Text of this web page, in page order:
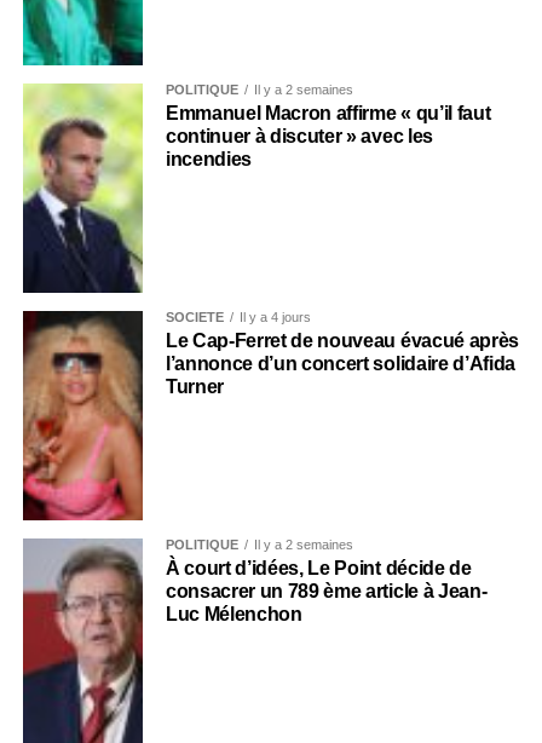
POLITIQUE Il y a 2 semaines
Emmanuel Macron affirme « qu’il faut
continuer à discuter » avec les
incendies
SOCIÉTÉ Il y a 4 jours
Le Cap-Ferret de nouveau évacué après
l’annonce d’un concert solidaire d’Afida
Turner
POLITIQUE Il y a 2 semaines
À court d’idées, Le Point décide de
consacrer un 789 ème article à Jean-
Luc Mélenchon